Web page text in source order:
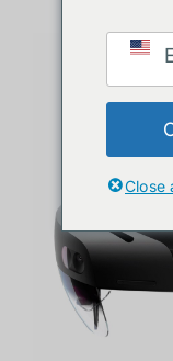
หุ่นยนต์รูปร่า
ข่าวสาร
บริการ
Close